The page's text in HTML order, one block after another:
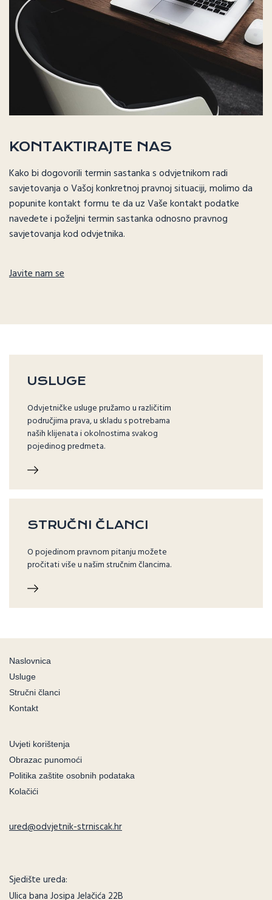
KONTAKTIRAJTE NAS
Kako bi dogovorili termin sastanka s odvjetnikom radi
savjetovanja o Vašoj konkretnoj pravnoj situaciji, molimo da
popunite kontakt formu te da uz Vaše kontakt podatke
navedete i poželjni termin sastanka odnosno pravnog
savjetovanja kod odvjetnika.
Javite nam se
USLUGE
Odvjetničke usluge pružamo u različitim
područjima prava, u skladu s potrebama
naših klijenata i okolnostima svakog
pojedinog predmeta.
STRUČNI ČLANCI
O pojedinom pravnom pitanju možete
pročitati više u našim stručnim člancima.
Naslovnica
Usluge
Stručni članci
Kontakt
Uvjeti korištenja
Obrazac punomoći
Politika zaštite osobnih podataka
Kolačići
ured@odvjetnik-strniscak.hr
Sjedište ureda:
Ulica bana Josipa Jelačića 22B